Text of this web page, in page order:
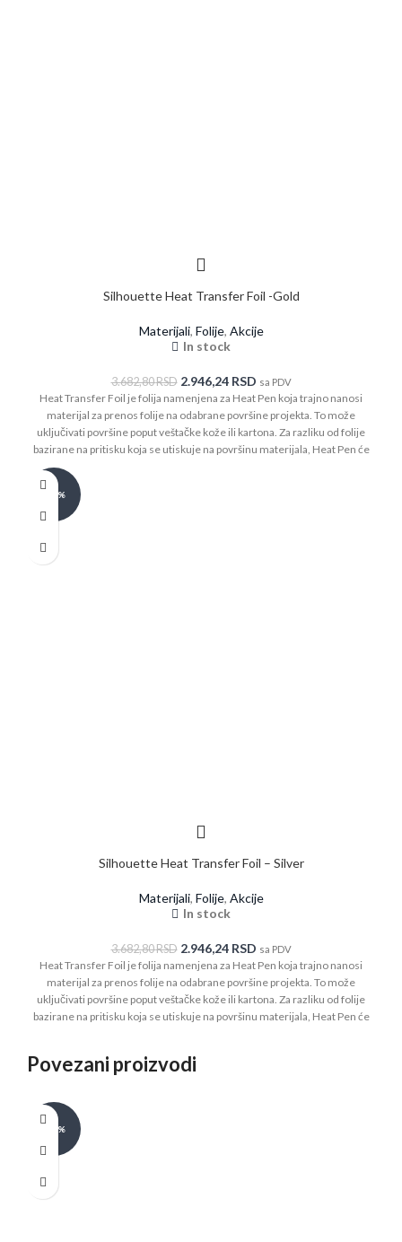
Silhouette Heat Transfer Foil -Gold
Materijali, Folije, Akcije
In stock
3.682,80RSD 2.946,24 RSD sa PDV
Heat Transfer Foil je folija namenjena za Heat Pen koja trajno nanosi
materijal za prenos folije na odabrane površine projekta. To može
uključivati ​​površine poput veštačke kože ili kartona. Za razliku od folije
bazirane na pritisku koja se utiskuje na površinu materijala, Heat Pen će
preneti materijal folije putem toplote, čime se postiže čišći, svetliji i
-20%
Silhouette Heat Transfer Foil – Silver
Materijali, Folije, Akcije
In stock
3.682,80RSD 2.946,24 RSD sa PDV
Heat Transfer Foil je folija namenjena za Heat Pen koja trajno nanosi
materijal za prenos folije na odabrane površine projekta. To može
uključivati ​​površine poput veštačke kože ili kartona. Za razliku od folije
bazirane na pritisku koja se utiskuje na površinu materijala, Heat Pen će
2 x Silver Heat Foil Rolls (7,6 cm x 10 m)
Povezani proizvodi
-30%